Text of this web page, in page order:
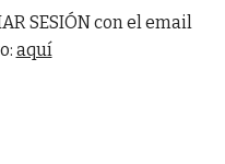
SESIÓN con el email
aquí